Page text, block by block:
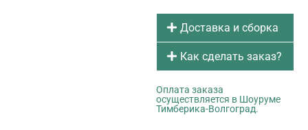
Доставка и сборка
Как сделать заказ?
Оплата заказа
осуществляется в Шоуруме
Тимберика-Волгоград.